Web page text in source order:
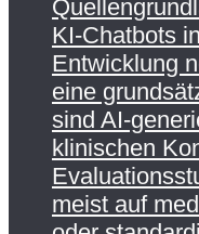
KI-Chatbots
Entwicklung
eine
sind AI-
klinischen
meist auf